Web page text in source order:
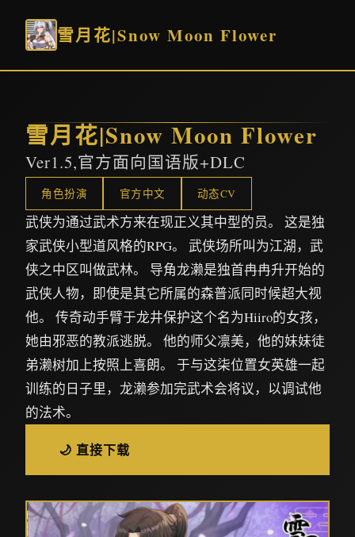
雪月花|Snow Moon Flower
雪月花|Snow Moon Flower
Ver1.5,官方面向国语版+DLC
角色扮演 官方中文 动态CV
武侠为通过武术方来在现正义其中型的员。 这是独
家武侠小型道风格的RPG。 武侠场所叫为江湖，武
侠之中区叫做武林。 导角龙濑是独首冉冉升开始的
武侠人物，即使是其它所属的森普派同时候超大视
他。 传奇动手臂于龙井保护这个名为Hiiro的女孩，
她由邪恶的教派逃脱。 他的师父凛美，他的妹妹徒
弟濑树加上按照上喜朗。 于与这柒位置女英雄一起
训练的日子里，龙濑参加完武术会将议，以调试他
的法术。
🌙 直接下载